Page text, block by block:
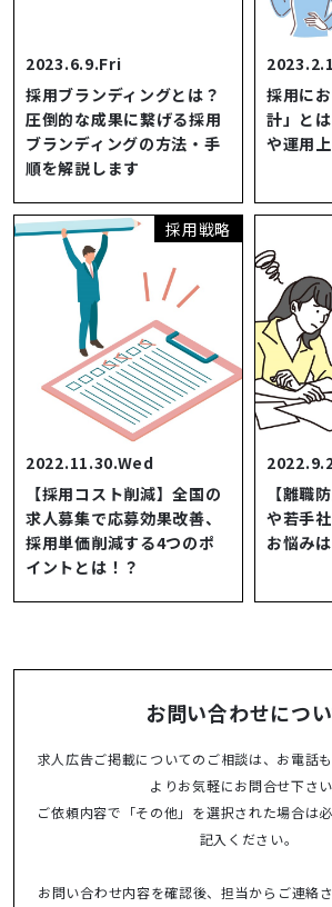
2023.6.9.Fri
採用ブランディングとは？
圧倒的な成果に繋げる採用
ブランディングの方法・手
順を解説します
採用に
計」と
や運用
採用戦略
2022.11.30.Wed
【採用コスト削減】全国の
求人募集で応募効果改善、
採用単価削減する4つのポ
イントとは！？
【離職
や若手
お悩み
お問い合わせにつ
求人広告ご掲載についてのご相談は、お電話
よりお気軽にお問合せ下さい
ご依頼内容で「その他」を選択された場合は
記入ください。
お問い合わせ内容を確認後、担当からご連絡